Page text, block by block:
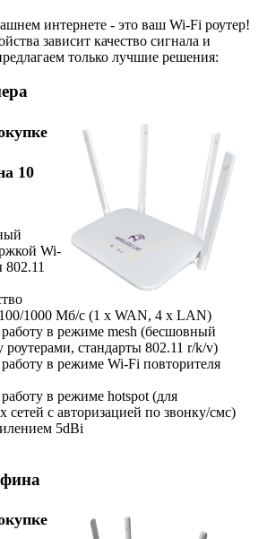
интернете - это ваш Wi-Fi роутер!
зависит качество сигнала и
только лучшие решения:
10
Wi-
802.11
1000 Мб/с (1 x WAN, 4 x LAN)
в режиме mesh (бесшовный
стандарты 802.11 r/k/v)
в режиме Wi-Fi повторителя
в режиме hotspot (для
сетей с авторизацией по звонку/смс)
5dBi